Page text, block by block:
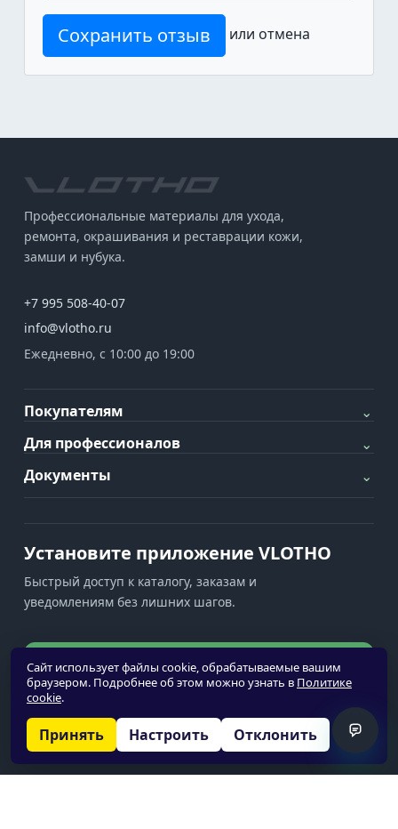
Сайт использует файлы cookie, обрабатываемые вашим
браузером. Подробнее об этом можно узнать в Политике
cookie.
Принять Настроить Отклонить
Сохранить отзыв или отмена
Профессиональные материалы для ухода,
ремонта, окрашивания и реставрации кожи,
замши и нубука.
+7 995 508-40-07
info@vlotho.ru
Ежедневно, с 10:00 до 19:00
Покупателям
⌄
Для профессионалов
⌄
Документы
⌄
Установите приложение VLOTHO
Быстрый доступ к каталогу, заказам и
уведомлениям без лишних шагов.
Установить приложение